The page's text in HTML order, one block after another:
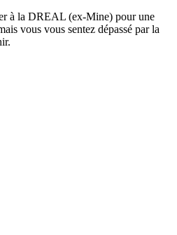
à la DREAL (ex-Mine) pour une
vous vous sentez dépassé par la